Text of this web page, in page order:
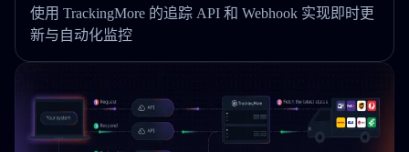
使用 TrackingMore 的追踪 API 和 Webhook 实现即时更
新与自动化监控